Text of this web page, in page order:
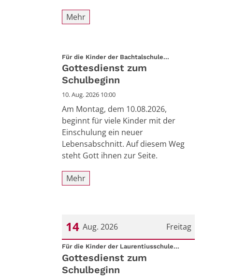
Mehr
Für die Kinder der Bachtalschule...
Gottesdienst zum
Schulbeginn
10. Aug. 2026 10:00
Am Montag, dem 10.08.2026,
beginnt für viele Kinder mit der
Einschulung ein neuer
Lebensabschnitt. Auf diesem Weg
steht Gott ihnen zur Seite.
Mehr
Freitag
14 Aug. 2026
Datum: 14. August 2026
Für die Kinder der Laurentiusschule...
Gottesdienst zum
Schulbeginn